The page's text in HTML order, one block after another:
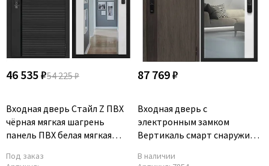
46 535 ₽54 225 ₽
Входная дверь Стайл Z ПВХ
чёрная мягкая шагрень
панель ПВХ белая мягкая
Под заказ
87 769 ₽
Входная дверь с
электронным замком
Вертикаль смарт снаружи
морёный внутри панель с
В наличии